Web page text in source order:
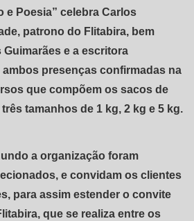
e Poesia” celebra Carlos
patrono do Flitabira, bem
e a escritora
presenças confirmadas na
que compõem os sacos de
tamanhos de 1 kg, 2 kg e 5 kg.
a organização foram
e convidam os clientes
para assim estender o convite
que se realiza entre os